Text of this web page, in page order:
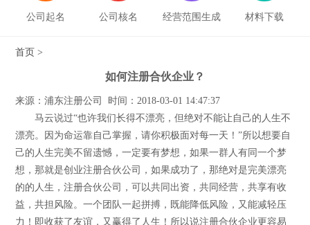
公司起名 公司核名 经营范围生成 材料下载
首页 >
如何注册合伙企业？
来源：浦东注册公司 时间：2018-03-01 14:47:37
马云说过“也许我们长得不漂亮，但绝对不能让自己的人生不
漂亮。因为命运靠自己掌握，请你积极面对每一天！”所以想要自
己的人生完美不留遗憾，一定要有梦想，如果一群人有同一个梦
想，那就是创业注册合伙公司，如果成功了，那绝对是完美漂亮
的的人生，注册合伙公司，可以共同出资，共同经营，共享有收
益，共担风险。一个团队一起拼搏，既能降低风险，又能减轻压
力！即收获了友谊，又赢得了人生！所以说注册合伙企业更容易